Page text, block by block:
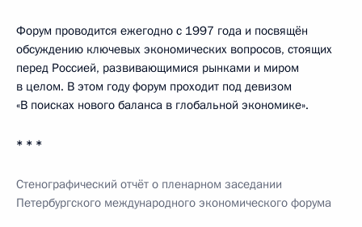
Форум проводится ежегодно с 1997 года и посвящён
обсуждению ключевых экономических вопросов, стоящих
перед Россией, развивающимися рынками и миром
в целом. В этом году форум проходит под девизом
«В поисках нового баланса в глобальной экономике».
* * *
Стенографический отчёт о пленарном заседании
Петербургского международного экономического форума